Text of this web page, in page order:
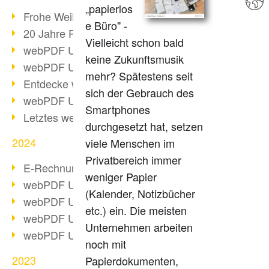
Frohe Weihnachten & Auszeit
20 Jahre PDF/A
webPDF Update 10.0.3
webPDF Update 10.0.2
Entdecke webPDF 10
webPDF Update 9.0.0.3655
Letztes webPDF 8 Update
2024
E-Rechnungsstellung ab 2025
webPDF Update 9.0.0.3584
webPDF Update 9.0.0.3479
webPDF Update 9.0.0.3361
webPDF Update 9.0.0.3264
2023
„papierlos
e Büro" -
Vielleicht schon bald
keine Zukunftsmusik
mehr? Spätestens seit
sich der Gebrauch des
Smartphones
durchgesetzt hat, setzen
viele Menschen im
Privatbereich immer
weniger Papier
(Kalender, Notizbücher
etc.) ein. Die meisten
Unternehmen arbeiten
noch mit
Papierdokumenten,